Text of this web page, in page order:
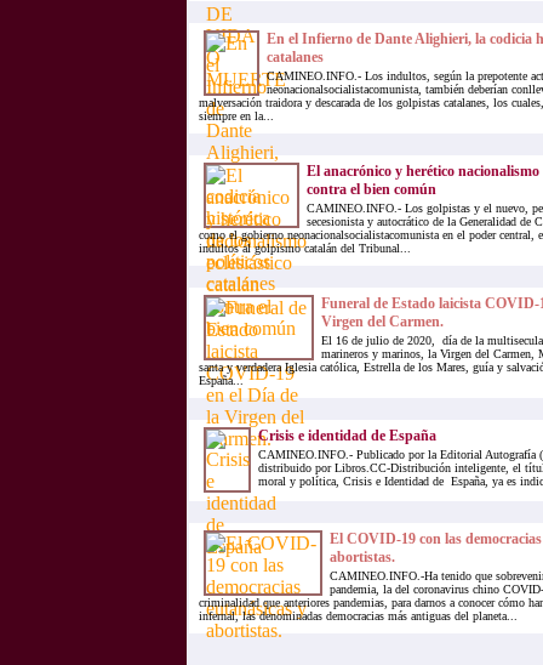
En el Infierno de Dante Alighieri, la codicia
catalanes
CAMINEO.INFO.- Los indultos, según la prepotente
neonacionalsocialistacomunista, también deberían
malversación traidora y descarada de los golpistas catalanes, los
siempre en la...
El anacrónico y herético nacionalismo
contra el bien común
CAMINEO.INFO.- Los golpistas y el nuevo,
secesionista y autocrático de la Generalidad de
como el gobierno neonacionalsocialistacomunista en el poder central,
indultos al golpismo catalán del Tribunal...
Funeral de Estado laicista COVID-
Virgen del Carmen.
El 16 de julio de 2020, día de la
marineros y marinos, la Virgen del Carmen,
santa y verdadera Iglesia católica, Estrella de los Mares, guía y
España...
Crisis e identidad de España
CAMINEO.INFO.- Publicado por la Editorial Autografía
distribuido por Libros.CC-Distribución inteligente, el
moral y política, Crisis e Identidad de España, ya es
El COVID-19 con las
abortistas.
CAMINEO.INFO.-Ha tenido que
pandemia, la del coronavirus chino
criminalidad que anteriores pandemias, para darnos a conocer cómo
infernal, las denominadas democracias más antiguas del planeta...